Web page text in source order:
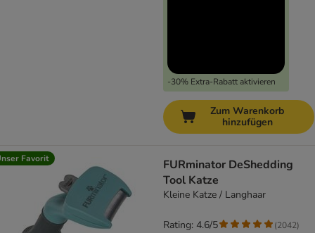
-30% Extra-Rabatt aktivieren
Zum Warenkorb
hinzufügen
Favorit
FURminator DeShedding
Tool Katze
Kleine Katze / Langhaar
Rating: 4.6/5 (2042)